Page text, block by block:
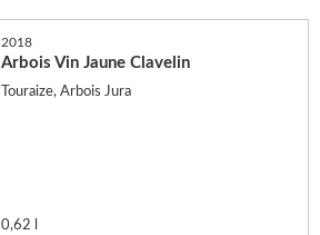
2018
Arbois Vin Jaune Clavelin
Touraize, Arbois Jura
0,62 l